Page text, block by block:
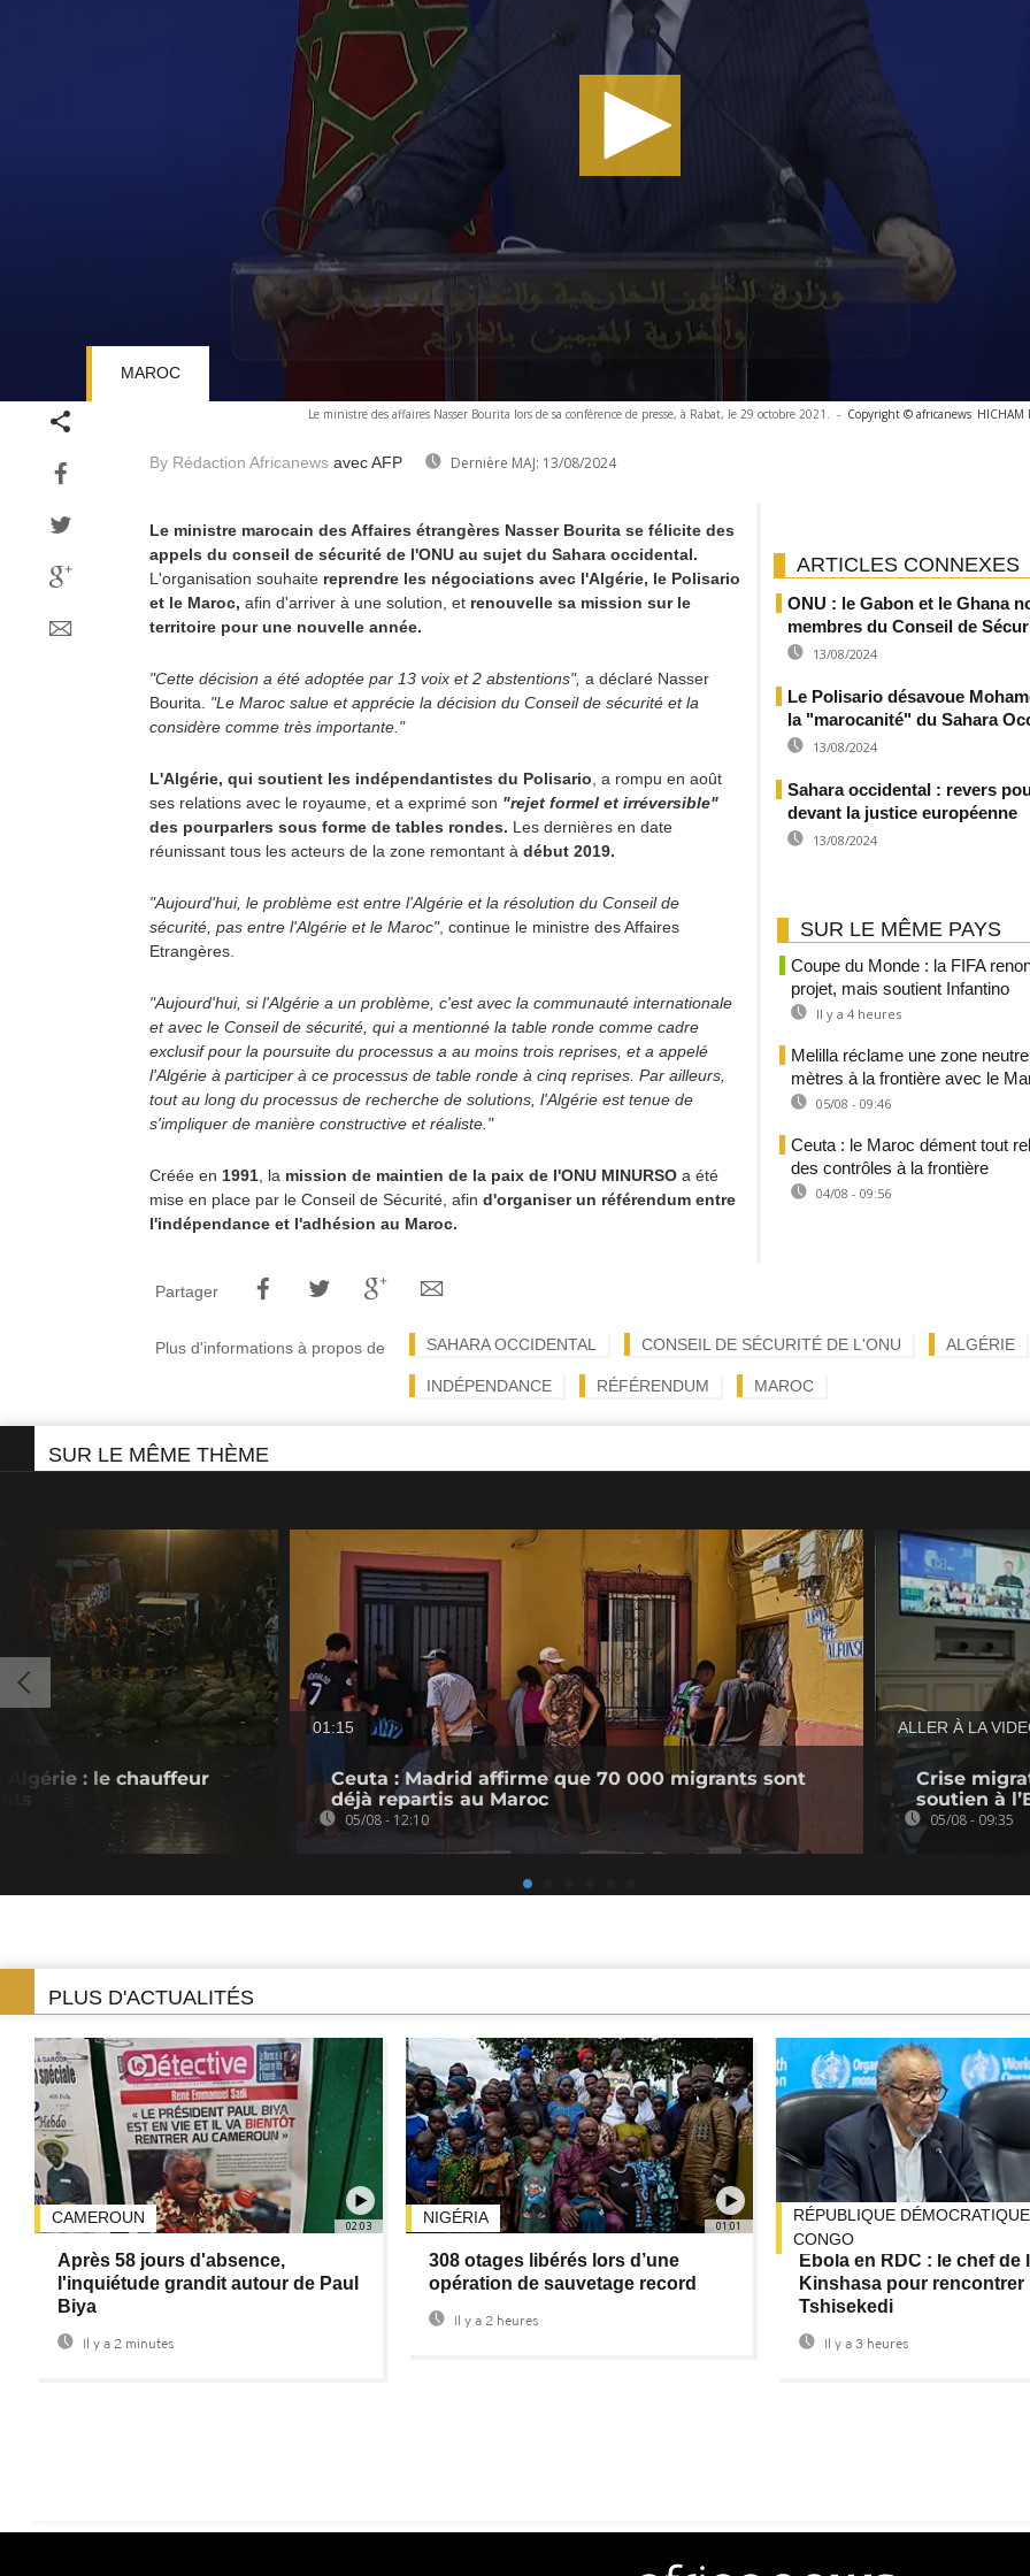
Le ministre des affaires Nasser Bourita lors de sa conférence de presse, à Rabat, le 29 octobre 2021. - Copyright © africanews HICHAM
By Rédaction Africanews avec AFP Dernière MAJ: 13/08/2024
MAROC
Le ministre marocain des Affaires étrangères Nasser Bourita se félicite des
appels du conseil de sécurité de l'ONU au sujet du Sahara occidental.
L'organisation souhaite reprendre les négociations avec l'Algérie, le Polisario
et le Maroc, afin d'arriver à une solution, et renouvelle sa mission sur le
territoire pour une nouvelle année.
"Cette décision a été adoptée par 13 voix et 2 abstentions", a déclaré Nasser
Bourita. "Le Maroc salue et apprécie la décision du Conseil de sécurité et la
considère comme très importante."
L'Algérie, qui soutient les indépendantistes du Polisario , a rompu en août
ses relations avec le royaume, et a exprimé son "rejet formel et irréversible"
des pourparlers sous forme de tables rondes. Les dernières en date
réunissant tous les acteurs de la zone remontant à début 2019.
"Aujourd'hui, le problème est entre l'Algérie et la résolution du Conseil de
sécurité, pas entre l'Algérie et le Maroc", continue le ministre des Affaires
Etrangères.
"Aujourd'hui, si l'Algérie a un problème, c'est avec la communauté internationale
et avec le Conseil de sécurité, qui a mentionné la table ronde comme cadre
exclusif pour la poursuite du processus a au moins trois reprises, et a appelé
l'Algérie à participer à ce processus de table ronde à cinq reprises. Par ailleurs,
tout au long du processus de recherche de solutions, l'Algérie est tenue de
s'impliquer de manière constructive et réaliste."
Créée en 1991 , la mission de maintien de la paix de l'ONU MINURSO a été
mise en place par le Conseil de Sécurité, afin d'organiser un référendum entre
l'indépendance et l'adhésion au Maroc.
ARTICLES CONNEXES
ONU : le Gabon et le Ghana
membres du Conseil de
13/08/2024
Le Polisario désavoue
la "marocanité" du Sahara
13/08/2024
Sahara occidental : revers
devant la justice européenne
13/08/2024
SUR LE MÊME PAYS
Coupe du Monde : la FIFA
projet, mais soutient Infantino
Il y a 4 heures
Melilla réclame une zone
mètres à la frontière avec le
05/08 - 09:46
Ceuta : le Maroc dément tout
des contrôles à la frontière
04/08 - 09:56
Partager
Plus d'informations à propos de SAHARA OCCIDENTAL CONSEIL DE SÉCURITÉ DE L'ONU ALGÉRIE
INDÉPENDANCE RÉFÉRENDUM MAROC
SUR LE MÊME THÈME
: le chauffeur
01:15
Ceuta : Madrid affirme que 70 000 migrants sont
déjà repartis au Maroc
05/08 - 12:10
ALLER À LA
Crise
soutien à
05/08 - 09:35
PLUS D'ACTUALITÉS
02:03
CAMEROUN
Après 58 jours d'absence,
l'inquiétude grandit autour de Paul
Biya
Il y a 2 minutes
01:01
NIGÉRIA
308 otages libérés lors d’une
opération de sauvetage record
Il y a 2 heures
RÉPUBLIQUE
CONGO
Ebola en RDC : le chef de
Kinshasa pour rencontrer
Tshisekedi
Il y a 3 heures